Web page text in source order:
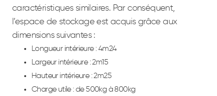
caractéristiques similaires. Par conséquent,
l’espace de stockage est acquis grâce aux
dimensions suivantes :
Longueur intérieure : 4m24
Largeur intérieure : 2m15
Hauteur intérieure : 2m25
Charge utile : de 500kg à 800kg